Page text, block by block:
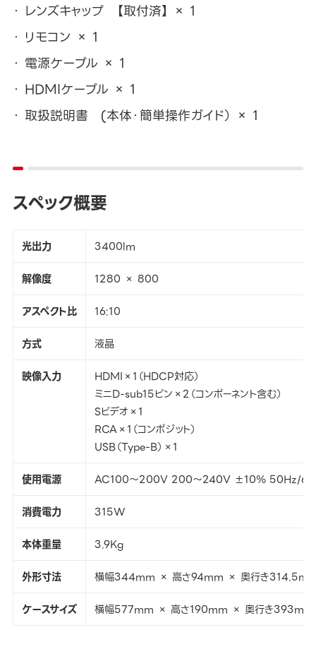
レンズキャップ 【取付済】 × 1
リモコン × 1
電源ケーブル × 1
HDMIケーブル × 1
取扱説明書 (本体・簡単操作ガイド） × 1
スペック概要
光出力
3400lm
解像度
1280 × 800
アスペクト比
16:10
方式
液晶
映像入力
HDMI×1（HDCP対応）
ミニD-sub15ピン×2（コンポーネント含む）
Sビデオ×1
RCA×1（コンポジット）
USB（Type-B）×1
使用電源
AC100～200V 200～240V ±10％ 50Hz/
消費電力
315W
本体重量
3.9Kg
外形寸法
横幅344mm × 高さ94mm × 奥行き
ケースサイズ
横幅577mm × 高さ190mm × 奥行き393mm